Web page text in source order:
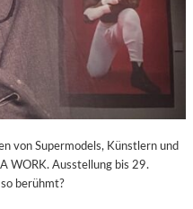
von Supermodels, Künstlern und
WORK. Ausstellung bis 29.
berühmt?